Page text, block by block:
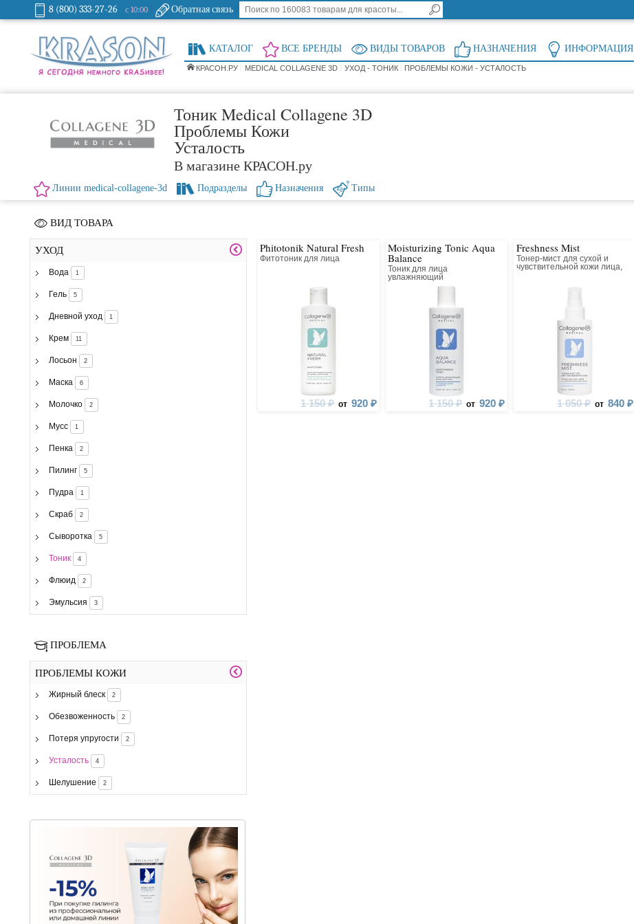
8 (800) 333-27-26 с 10:00 Обратная связь
КАТАЛОГ ВСЕ БРЕНДЫ ВИДЫ ТОВАРОВ НАЗНАЧЕНИЯ ИНФОРМАЦИЯ
КРАСОН.РУ MEDICAL COLLAGENE 3D УХОД - ТОНИК ПРОБЛЕМЫ КОЖИ - УСТАЛОСТЬ
Тоник Medical Collagene 3D
Проблемы Кожи
Усталость
В магазине КРАСОН.ру
Линии medical-collagene-3d Подразделы Назначения Типы
ВИД ТОВАРА
УХОД
Вода 1
Гель 5
Дневной уход 1
Крем 11
Лосьон 2
Маска 6
Молочко 2
Мусс 1
Пенка 2
Пилинг 5
Пудра 1
Скраб 2
Сыворотка 5
Тоник 4
Флюид 2
Эмульсия 3
ПРОБЛЕМА
ПРОБЛЕМЫ КОЖИ
Жирный блеск 2
Обезвоженность 2
Потеря упругости 2
Усталость 4
Шелушение 2
Phitotonik Natural Fresh
Фитотоник для лица
1 150 ₽ от 920 ₽
Moisturizing Tonic Aqua
Balance
Тоник для лица
увлажняющий
1 150 ₽ от 920 ₽
Freshness Mist
Тонер-мист для сухой и
чувствительной кожи лица,
1 050 ₽ от 840 ₽